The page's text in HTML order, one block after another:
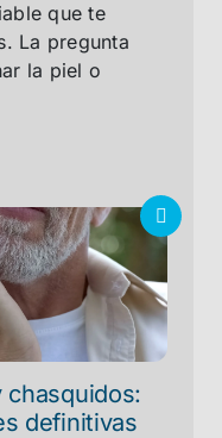
que te
La pregunta
la piel o
chasquidos:
definitivas